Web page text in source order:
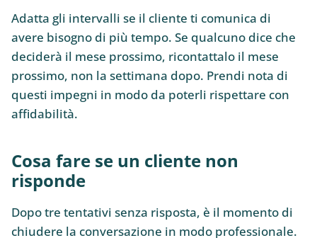
Adatta gli intervalli se il cliente ti comunica di
avere bisogno di più tempo. Se qualcuno dice che
deciderà il mese prossimo, ricontattalo il mese
prossimo, non la settimana dopo. Prendi nota di
questi impegni in modo da poterli rispettare con
affidabilità.
Cosa fare se un cliente non
risponde
Dopo tre tentativi senza risposta, è il momento di
chiudere la conversazione in modo professionale.